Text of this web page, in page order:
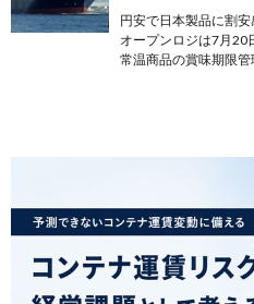
円安で日本製品に割
オープンロジは7月20
常温商品の賞味期限